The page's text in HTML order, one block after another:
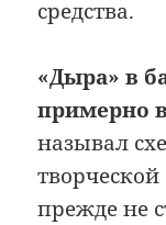
средства.
«Дыра» в
примерно
называл
прежде не